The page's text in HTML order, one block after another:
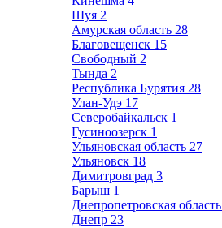
Шуя 2
Амурская область 28
Благовещенск 15
Свободный 2
Тында 2
Республика Бурятия 28
Улан-Удэ 17
Северобайкальск 1
Гусиноозерск 1
Ульяновская область 27
Ульяновск 18
Димитровград 3
Барыш 1
Днепропетровская область
Днепр 23